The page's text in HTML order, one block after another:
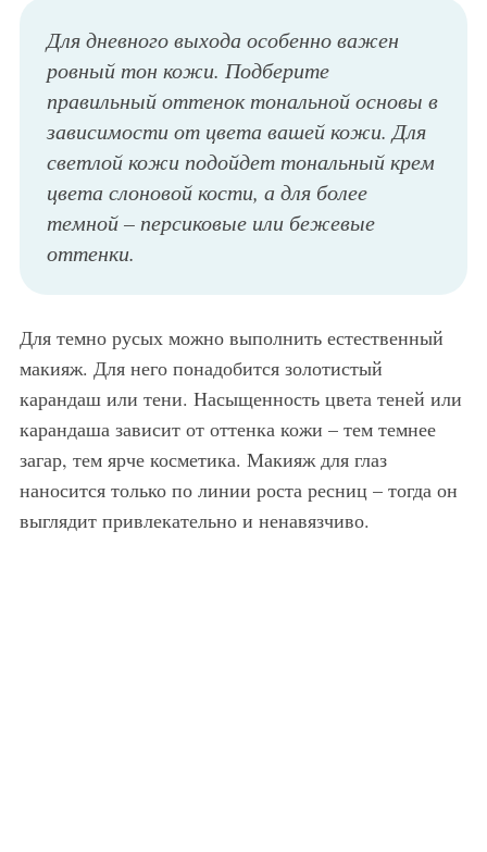
Для дневного выхода особенно важен
ровный тон кожи. Подберите
правильный оттенок тональной основы в
зависимости от цвета вашей кожи. Для
светлой кожи подойдет тональный крем
цвета слоновой кости, а для более
темной – персиковые или бежевые
оттенки.
Для темно русых можно выполнить естественный
макияж. Для него понадобится золотистый
карандаш или тени. Насыщенность цвета теней или
карандаша зависит от оттенка кожи – тем темнее
загар, тем ярче косметика. Макияж для глаз
наносится только по линии роста ресниц – тогда он
выглядит привлекательно и ненавязчиво.